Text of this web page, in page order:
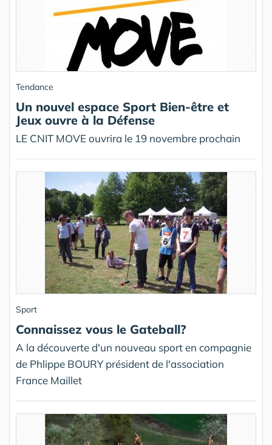
Tendance
Un nouvel espace Sport Bien-être et
Jeux ouvre à la Défense
LE CNIT MOVE ouvrira le 19 novembre prochain
Sport
Connaissez vous le Gateball?
A la découverte d'un nouveau sport en compagnie
de Phlippe BOURY président de l'association
France Maillet